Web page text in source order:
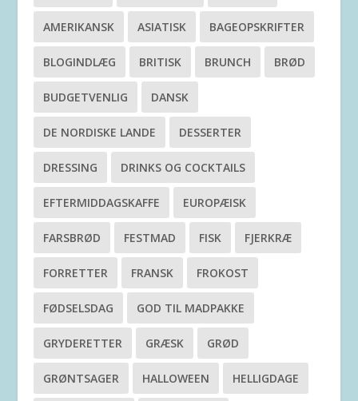
AMERIKANSK ASIATISK BAGEOPSKRIFTER
BLOGINDLÆG BRITISK BRUNCH BRØD
BUDGETVENLIG DANSK
DE NORDISKE LANDE DESSERTER
DRESSING DRINKS OG COCKTAILS
EFTERMIDDAGSKAFFE EUROPÆISK
FARSBRØD FESTMAD FISK FJERKRÆ
FORRETTER FRANSK FROKOST
FØDSELSDAG GOD TIL MADPAKKE
GRYDERETTER GRÆSK GRØD
GRØNTSAGER HALLOWEEN HELLIGDAGE